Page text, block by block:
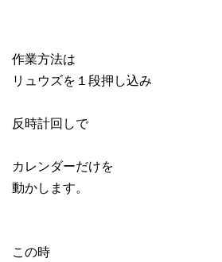
作業方法は
リュウズを１段押し込み
反時計回しで
カレンダーだけを
動かします。
この時